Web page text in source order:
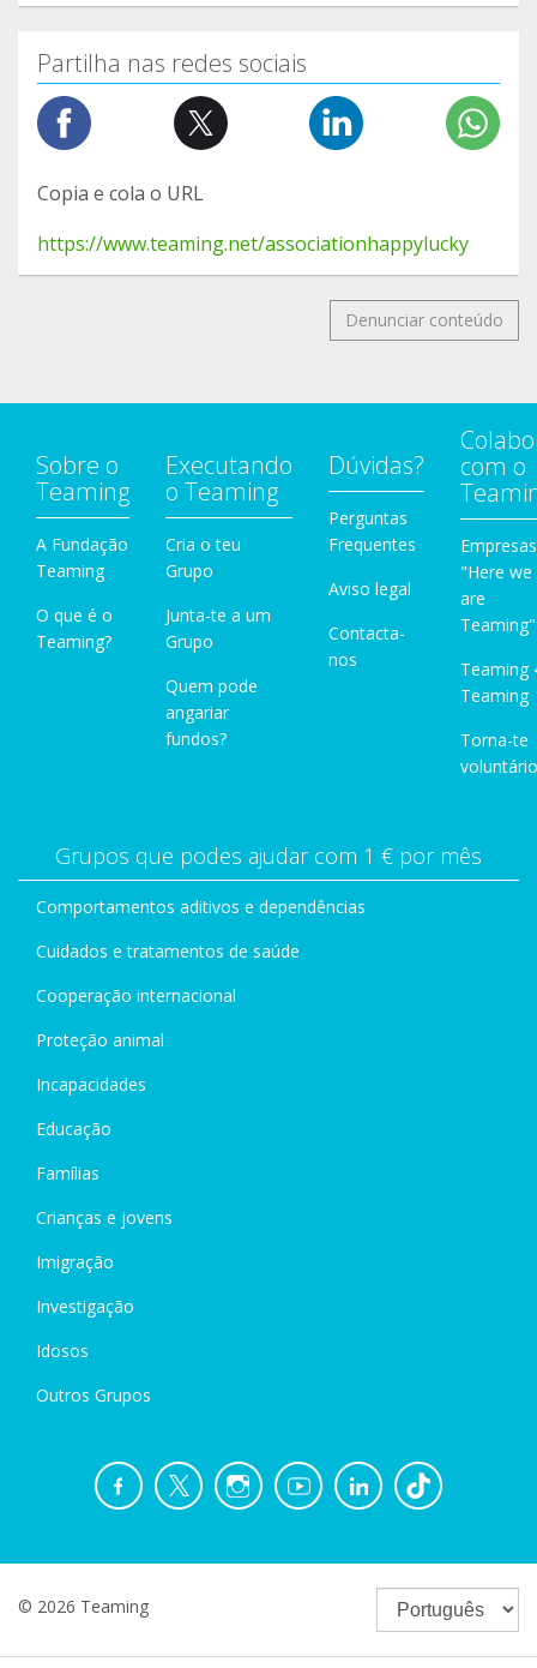
Partilha nas redes sociais
Copia e cola o URL
https://www.teaming.net/associationhappylucky
Denunciar conteúdo
Sobre o
Teaming
A Fundação
Teaming
O que é o
Teaming?
Executando
o Teaming
Cria o teu
Grupo
Junta-te a um
Grupo
Quem pode
angariar
fundos?
Dúvidas?
Perguntas
Frequentes
Aviso legal
Contacta-
nos
com o
Empresas
"Here we
are
Teaming"
Teaming
Teaming
Torna-te
Grupos que podes ajudar com 1 € por mês
Comportamentos aditivos e dependências
Cuidados e tratamentos de saúde
Cooperação internacional
Proteção animal
Incapacidades
Educação
Famílias
Crianças e jovens
Imigração
Investigação
Idosos
Outros Grupos
© 2026 Teaming